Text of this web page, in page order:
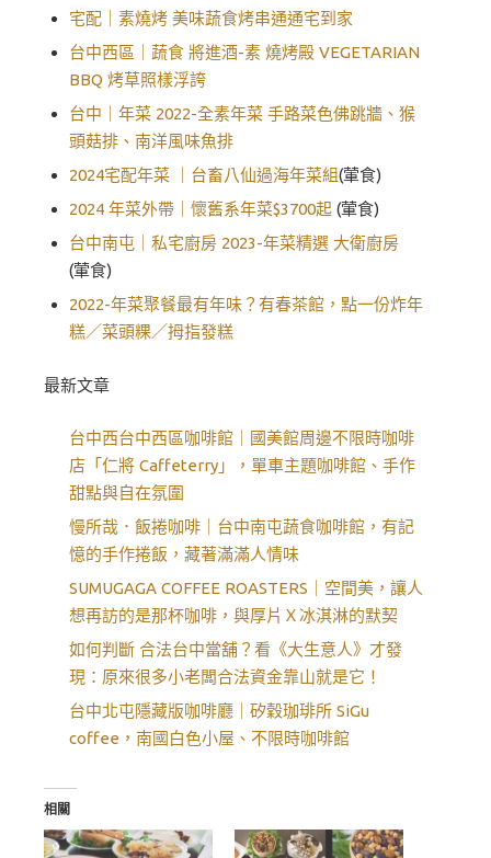
宅配｜素燒烤 美味蔬食烤串通通宅到家
台中西區｜蔬食 將進酒-素 燒烤殿 VEGETARIAN
BBQ 烤草照樣浮誇
台中｜年菜 2022-全素年菜 手路菜色佛跳牆、猴
頭菇排、南洋風味魚排
2024宅配年菜 ｜台畜八仙過海年菜組(葷食)
2024 年菜外帶｜懷舊系年菜$3700起(葷食)
台中南屯｜私宅廚房 2023-年菜精選 大衛廚房
(葷食)
2022-年菜聚餐最有年味？有春茶館，點一份炸年
糕／菜頭粿／拇指發糕
最新文章
台中西台中西區咖啡館｜國美館周邊不限時咖啡
店「仁將 Caffeterry」，單車主題咖啡館、手作
甜點與自在氛圍
慢所哉．飯捲咖啡｜台中南屯蔬食咖啡館，有記
憶的手作捲飯，藏著滿滿人情味
SUMUGAGA COFFEE ROASTERS｜空間美，讓人
想再訪的是那杯咖啡，與厚片Ｘ冰淇淋的默契
如何判斷 合法台中當舖？看《大生意人》才發
現：原來很多小老闆合法資金靠山就是它！
台中北屯隱藏版咖啡廳｜矽穀珈琲所 SiGu
coffee，南國白色小屋、不限時咖啡館
相關